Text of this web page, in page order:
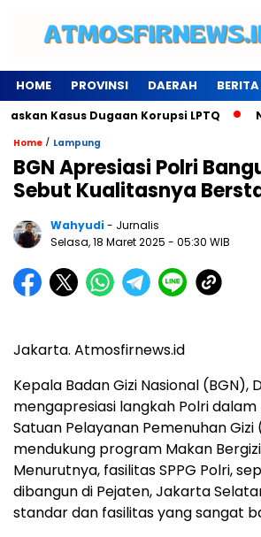
HOME PROVINSI DAERAH BERITA
Kasus Dugaan Korupsi LPTQ
Home / Lampung
BGN Apresiasi Polri
Sebut Kualitasnya
Wahyudi- Jurnalis
Selasa, 18 Maret 2025 - 05:30 WIB
Jakarta. Atmosfirnews.id
Kepala Badan Gizi Nasional (BGN),
mengapresiasi langkah Polri
Satuan Pelayanan Pemenuhan Gizi
mendukung program Makan
Menurutnya, fasilitas SPPG Polri,
dibangun di Pejaten, Jakarta
standar dan fasilitas yang sangat